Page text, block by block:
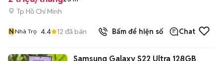
Tp Hồ Chí Minh
NNhà Trọ 4.4 12 đã bán Bấm để hiện số Chat
Samsung Galaxy S22 Ultra 128GB